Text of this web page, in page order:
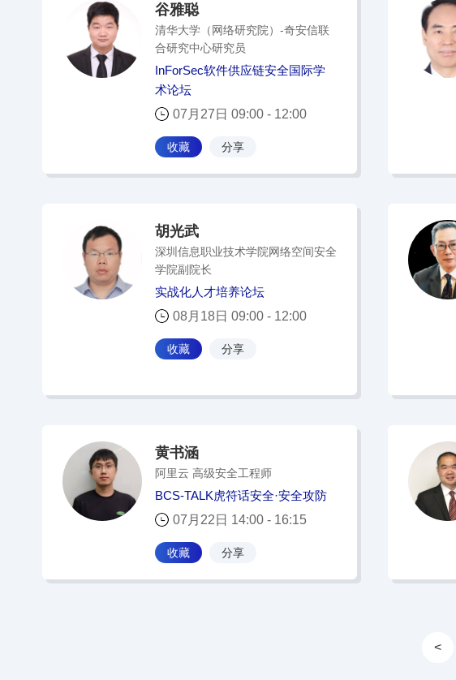
谷雅聪
清华大学（网络研究院）-奇安信联
合研究中心研究员
InForSec软件供应链安全国际学
术论坛
07月27日 09:00 - 12:00
收藏 分享
胡光武
深圳信息职业技术学院网络空间安全
学院副院长
实战化人才培养论坛
08月18日 09:00 - 12:00
收藏 分享
黄书涵
阿里云 高级安全工程师
BCS-TALK虎符话安全·安全攻防
07月22日 14:00 - 16:15
收藏 分享
<